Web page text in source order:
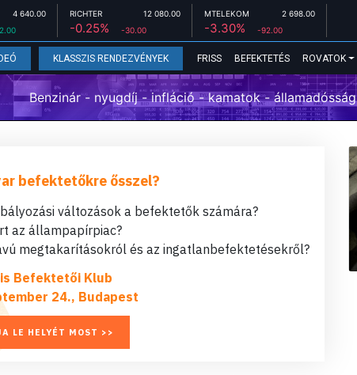
4 640.00 RICHTER 12 080.00
-0.25% -30.00
MTELEKOM 2 698.00
-3.30% -92.00
KLASSZIS RENDEZVÉNYEK FRISS BEFEKTETÉS ROVATOK
Benzinár - nyugdíj - infláció - kamatok - államadósság
befektetőkre ősszel?
változások a befektetők számára?
az állampapírpiac?
megtakarításokról és az ingatlanbefektetésekről?
Befektetői Klub
24., Budapest
LE HELYÉT MOST >>